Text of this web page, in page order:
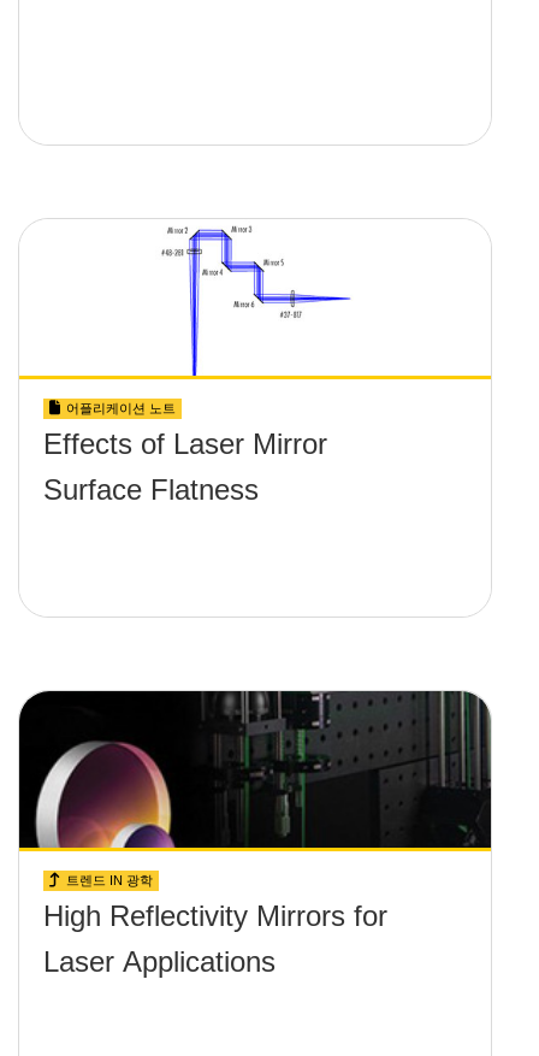
어플리케이션 노트
Effects of Laser Mirror
Surface Flatness
트렌드 IN 광학
High Reflectivity Mirrors for
Laser Applications